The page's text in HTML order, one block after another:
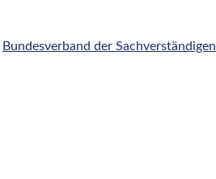
Bundesverband der Sachverständigen